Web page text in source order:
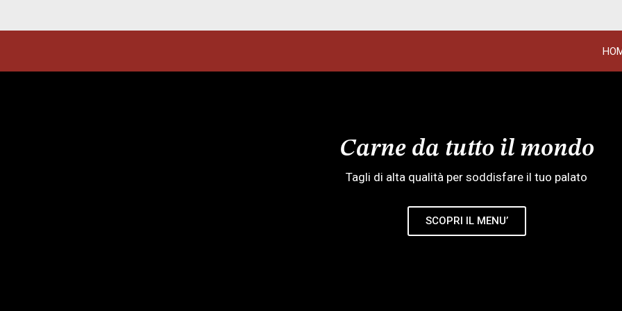
Carne da tutto il mondo
Tagli di alta qualità per soddisfare il tuo palato
SCOPRI IL MENU’